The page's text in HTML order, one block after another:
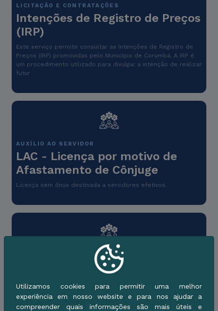
LICITAÇÃO E CONTRATAÇÕES
Intenções de Registro de Preços
(IRP)
Este serviço permite consultar as Intenções de Registro de
Preços (IRP) promovidas pelo Município de Corumbá. A IRP é
um procedimento utilizado para divulgar a intenção de realizar
futur
AUXÍLIO AO SERVIDOR
LAC - Licença por motivo de
Afastamento de Cônjuge
Licença sem ônus destinada a servidores efetivos.
Licença para Tratamento de
Saúde
Utilizamos cookies para permitir uma melhor
experiência em nosso website e para nos ajudar a
compreender quais informações são mais úteis e